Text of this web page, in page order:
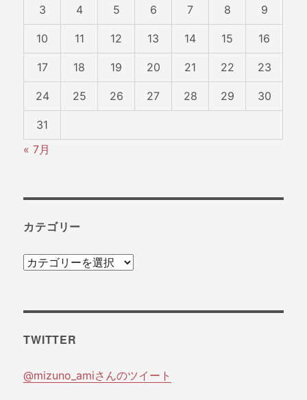
3 4 5 6 7 8 9
10 11 12 13 14 15 16
17 18 19 20 21 22 23
24 25 26 27 28 29 30
31
« 7月
カテゴリー
カ
ー
TWITTER
@mizuno_amiさんのツイート